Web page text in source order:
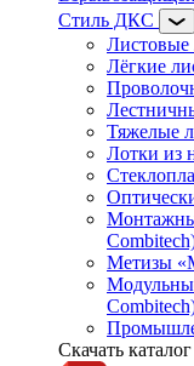
Стиль ДКС
Листовые
Лёгкие
Тяжелые
Лотки из
Метизы
Скачать каталог